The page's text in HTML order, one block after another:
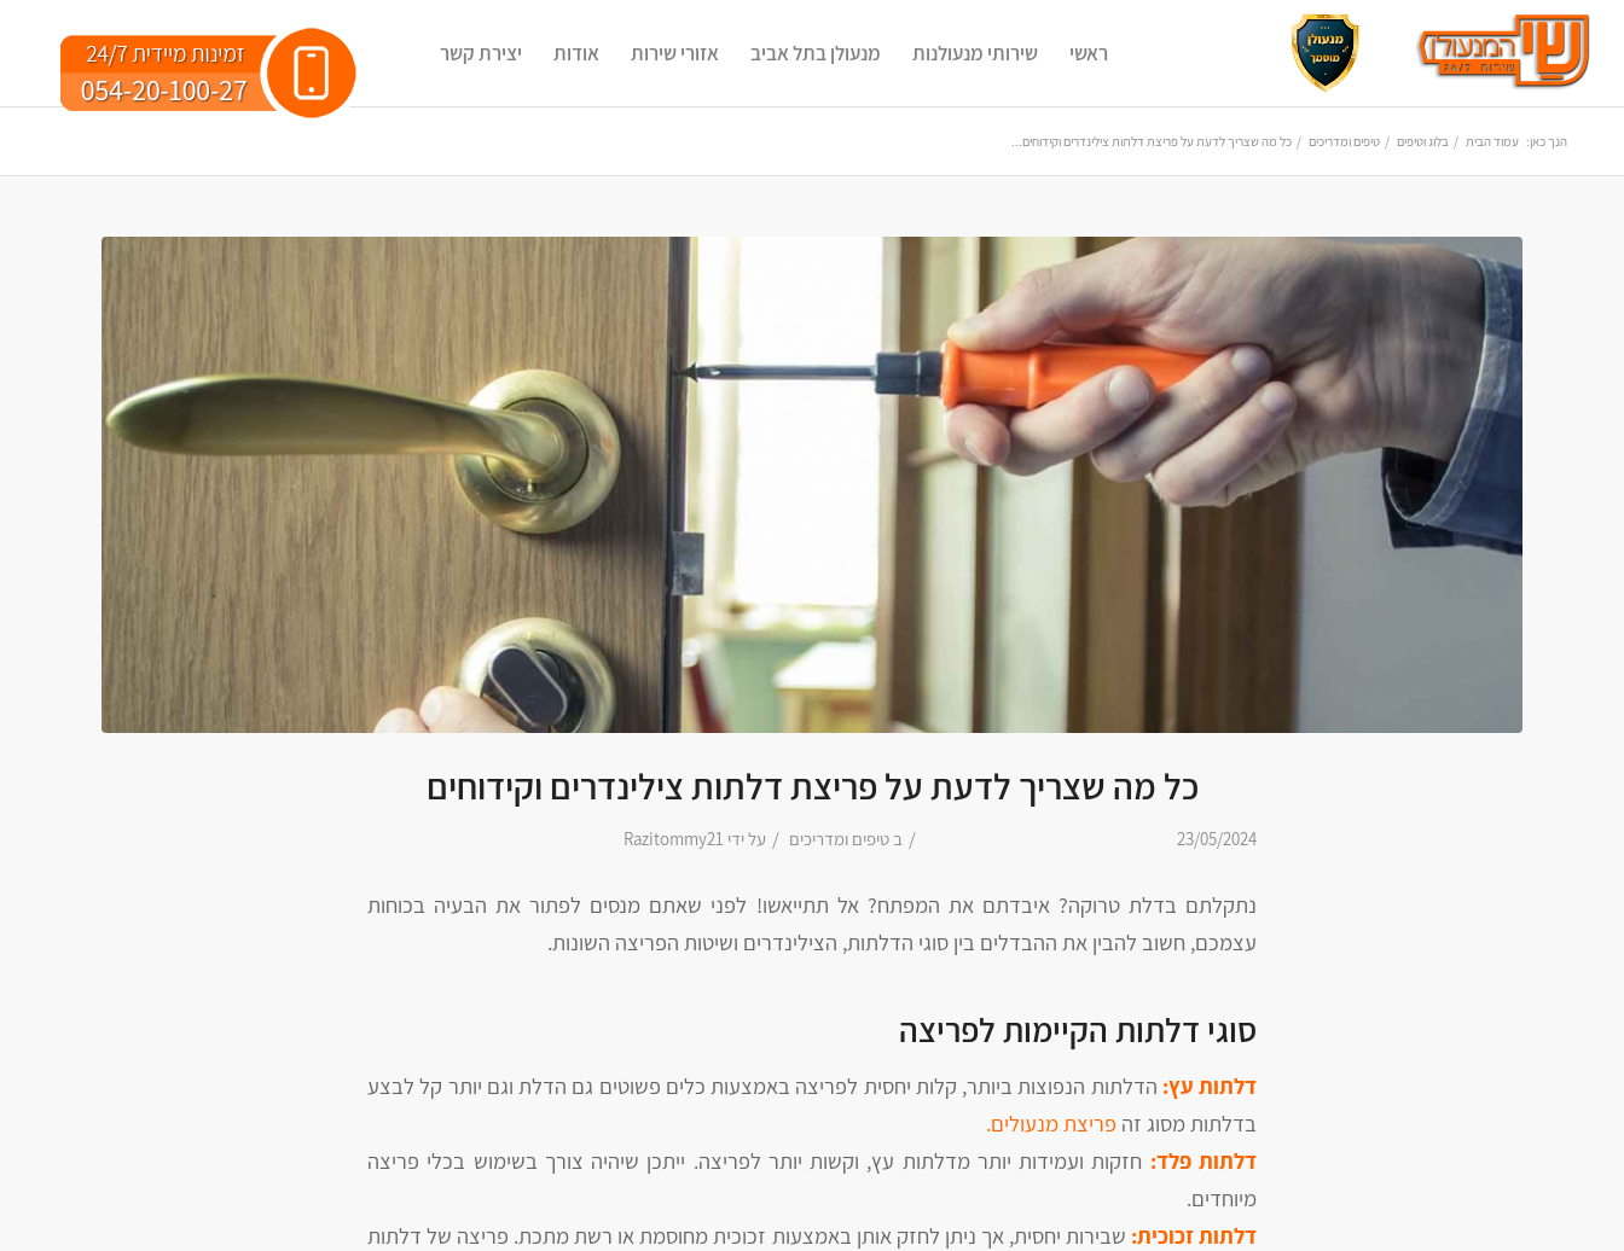
ראשי שירותי מנעולנות מנעולן בתל אביב אזורי שירות אודות יצירת קשר
הנך כאן: עמוד הבית / בלוג וטיפים / טיפים ומדריכים / כל מה שצריך לדעת על פריצת דלתות צילינדרים וקידוחים...
כל מה שצריך לדעת על פריצת דלתות צילינדרים וקידוחים
23/05/2024
/ בטיפים ומדריכים / על ידי Razitommy21
נתקלתם בדלת טרוקה? איבדתם את המפתח? אל תתייאשו! לפני שאתם מנסים לפתור את הבעיה בכוחות
עצמכם, חשוב להבין את ההבדלים בין סוגי הדלתות, הצילינדרים ושיטות הפריצה השונות.
סוגי דלתות הקיימות לפריצה
דלתות עץ: הדלתות הנפוצות ביותר, קלות יחסית לפריצה באמצעות כלים פשוטים גם הדלת וגם יותר קל לבצע
בדלתות מסוג זה פריצת מנעולים.
דלתות פלד: חזקות ועמידות יותר מדלתות עץ, וקשות יותר לפריצה. ייתכן שיהיה צורך בשימוש בכלי פריצה
מיוחדים.
דלתות זכוכית: שבירות יחסית, אך ניתן לחזק אותן באמצעות זכוכית מחוסמת או רשת מתכת. פריצה של דלתות